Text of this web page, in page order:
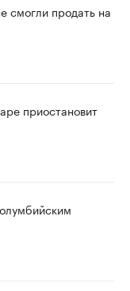
смогли продать на
приостановит